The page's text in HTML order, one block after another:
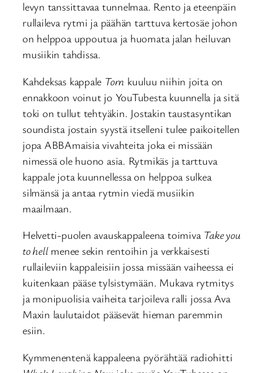
levyn tanssittavaa tunnelmaa. Rento ja eteenpäin
rullaileva rytmi ja päähän tarttuva kertosäe johon
on helppoa uppoutua ja huomata jalan heiluvan
musiikin tahdissa.
Kahdeksas kappale Torn kuuluu niihin joita on
ennakkoon voinut jo YouTubesta kuunnella ja sitä
toki on tullut tehtyäkin. Jostakin taustasyntikan
soundista jostain syystä itselleni tulee paikoitellen
jopa ABBAmaisia vivahteita joka ei missään
nimessä ole huono asia. Rytmikäs ja tarttuva
kappale jota kuunnellessa on helppoa sulkea
silmänsä ja antaa rytmin viedä musiikin
maailmaan.
Helvetti-puolen avauskappaleena toimiva Take you
to hellmenee sekin rentoihin ja verkkaisesti
rullaileviin kappaleisiin jossa missään vaiheessa ei
kuitenkaan pääse tylsistymään. Mukava rytmitys
ja monipuolisia vaiheita tarjoileva ralli jossa Ava
Maxin laulutaidot pääsevät hieman paremmin
esiin.
Kymmenentenä kappaleena pyörähtää radiohitti